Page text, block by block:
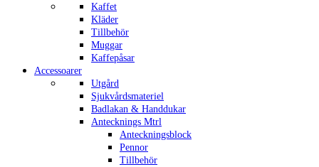
Kaffet
Kläder
Tillbehör
Muggar
Kaffepåsar
Accessoarer
Utgård
Sjukvårdsmateriel
Badlakan & Handdukar
Antecknings Mtrl
Anteckningsblock
Pennor
Tillbehör